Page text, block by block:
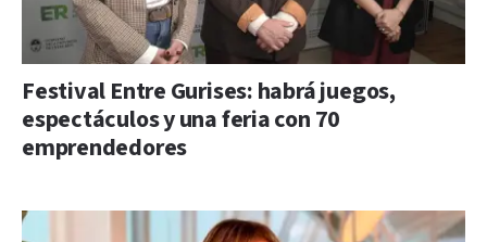
Festival Entre Gurises: habrá juegos,
espectáculos y una feria con 70
emprendedores